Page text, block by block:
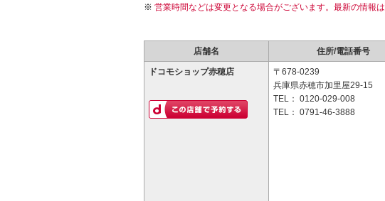
営業時間などは変更となる場合がございます。最新の情報は
店舗名 住所/電話番号
ドコモショップ赤穂店
〒678-0239
兵庫県赤穂市加里屋29-15
TEL： 0120-029-008
TEL： 0791-46-3888